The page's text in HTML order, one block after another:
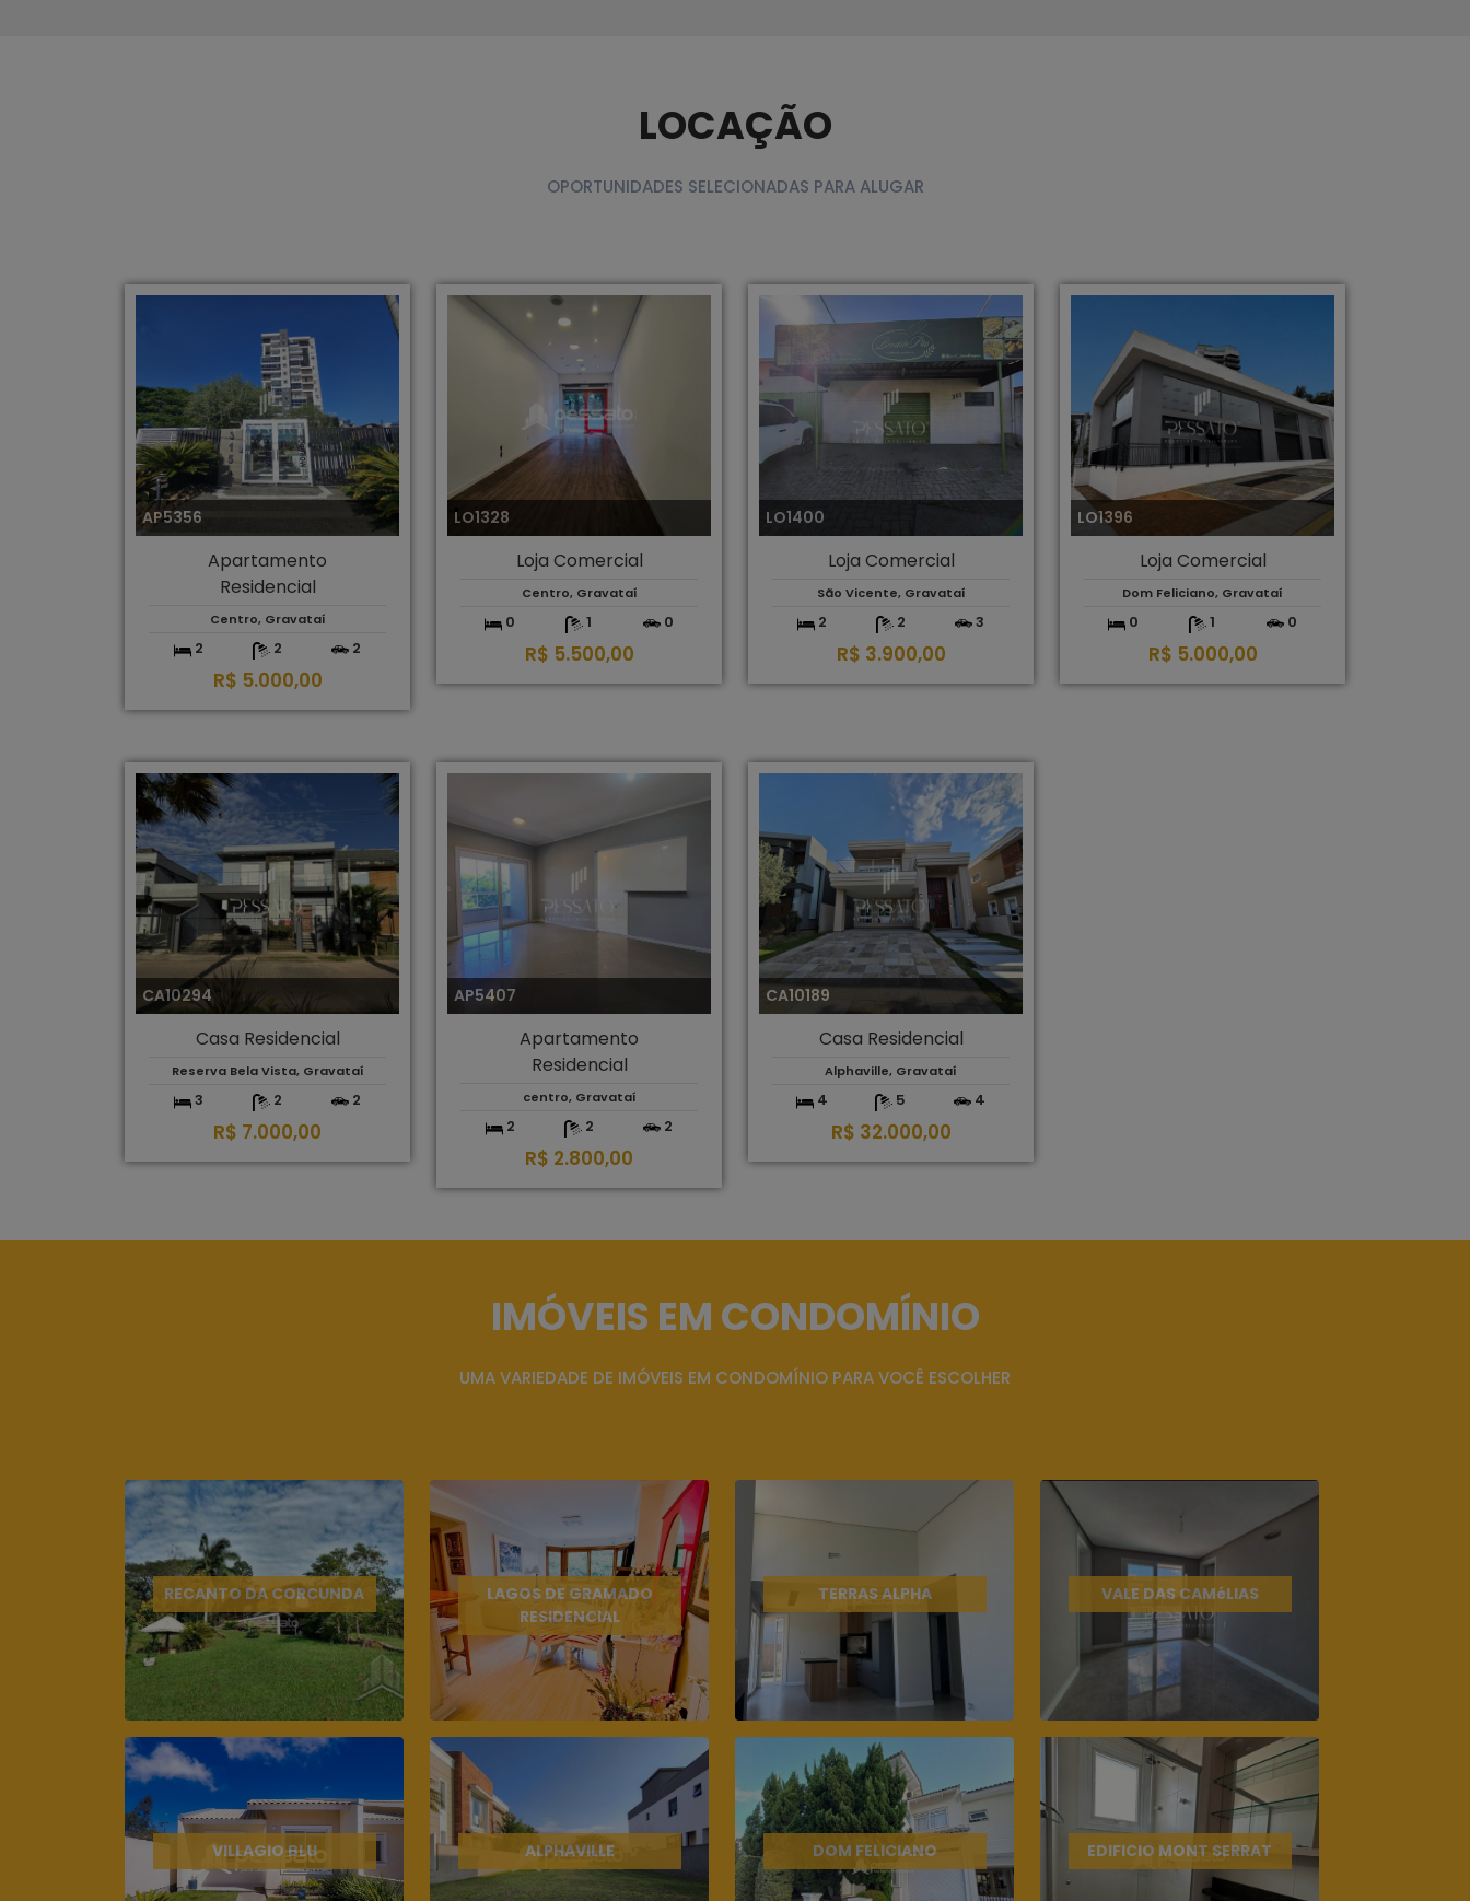
LOCAÇÃO
OPORTUNIDADES SELECIONADAS PARA ALUGAR
AP5356
Apartamento
Residencial
Centro, Gravataí
2 2 2
R$ 5.000,00
LO1328
Loja Comercial
Centro, Gravataí
0 1 0
R$ 5.500,00
LO1400
Loja Comercial
São Vicente, Gravataí
2 2 3
R$ 3.900,00
LO1396
Loja Comercial
Dom Feliciano, Gravataí
0 1 0
R$ 5.000,00
CA10294
Casa Residencial
Reserva Bela Vista, Gravataí
3 2 2
R$ 7.000,00
AP5407
Apartamento
Residencial
centro, Gravataí
2 2 2
R$ 2.800,00
CA10189
Casa Residencial
Alphaville, Gravataí
4 5 4
R$ 32.000,00
IMÓVEIS EM CONDOMÍNIO
UMA VARIEDADE DE IMÓVEIS EM CONDOMÍNIO PARA VOCÊ ESCOLHER
RECANTO DA CORCUNDA
LAGOS DE GRAMADO
RESIDENCIAL
TERRAS ALPHA VALE DAS CAMéLIAS
VILLAGIO BLU ALPHAVILLE DOM FELICIANO EDIFICIO MONT SERRAT